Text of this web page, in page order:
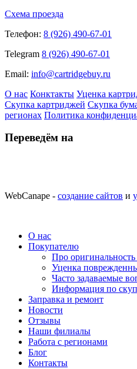
Схема проезда
Телефон: 8 (926) 490-67-01
Telegram 8 (926) 490-67-01
Email: info@cartridgebuy.ru
О нас Конктакты Уценка
Скупка картриджей Скупка
регионах Политика
Переведём на
WebCanape - создание сайтов и
О нас
Покупателю
Про
Уценка
Часто задаваемые
Информация по
Заправка и ремонт
Новости
Отзывы
Наши филиалы
Работа с регионами
Блог
Контакты